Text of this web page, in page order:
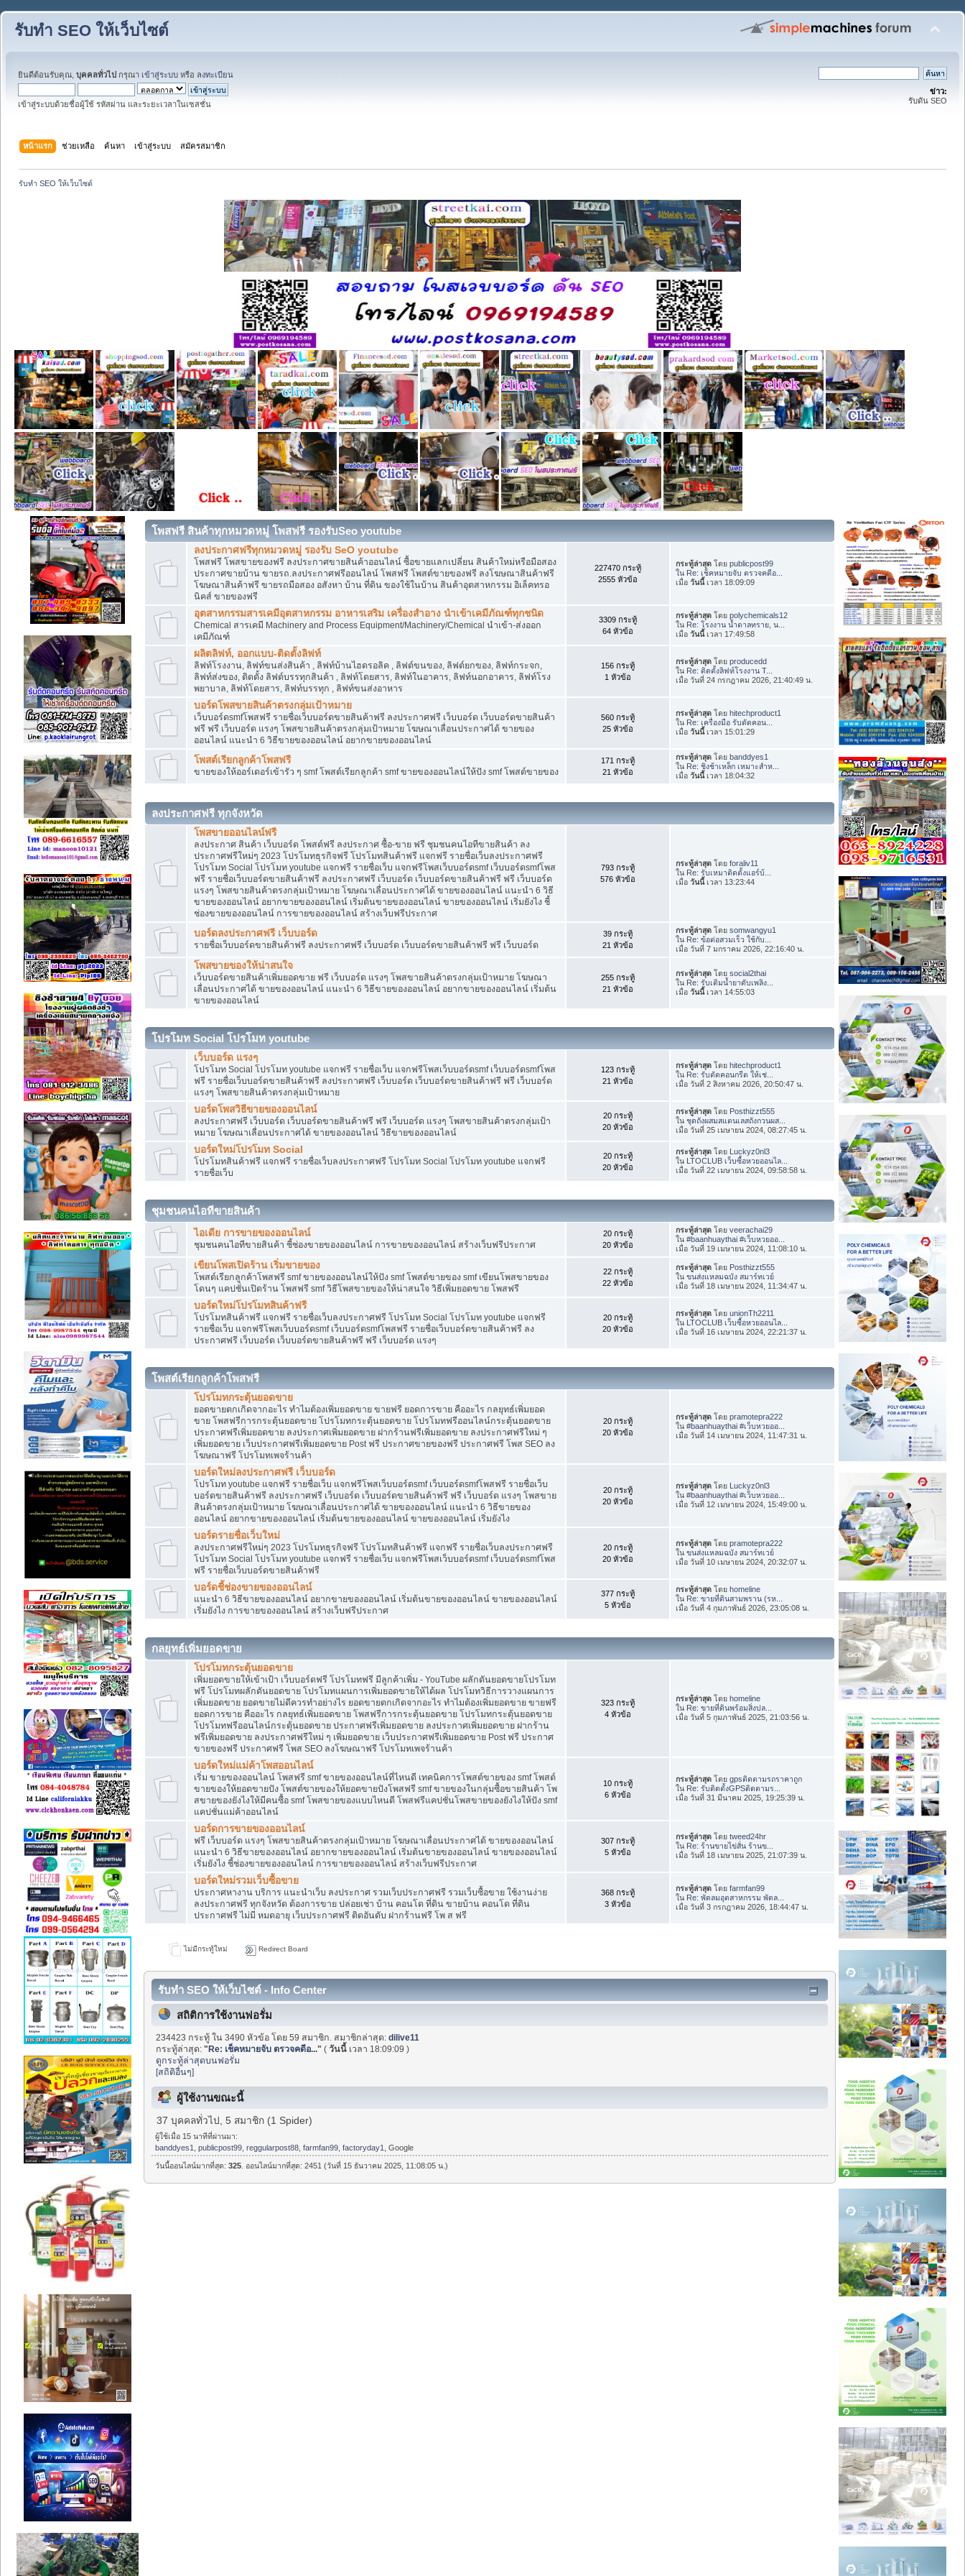
รับทำ SEO ให้เว็บไซต์
ยินดีต้อนรับคุณ, บุคคลทั่วไป กรุณา เข้าสู่ระบบ หรือ ลงทะเบียน
เข้าสู่ระบบด้วยชื่อผู้ใช้ รหัสผ่าน และระยะเวลาในเซสชั่น
ข่าว:
รับดัน SEO
หน้าแรก ช่วยเหลือ ค้นหา เข้าสู่ระบบ สมัครสมาชิก
รับทำ SEO ให้เว็บไซต์
โพสฟรี สินค้าทุกหมวดหมู่ โพสฟรี รองรับSeo youtube
ลงประกาศฟรีทุกหมวดหมู่ รองรับ SeO youtube
โพสฟรี โพสขายของฟรี ลงประกาศขายสินค้าออนไลน์ ซื้อขายแลกเปลี่ยน สินค้าใหม่หรือมือสอง
ประกาศขายบ้าน ขายรถ.ลงประกาศฟรีออนไลน์ โพสฟรี โพสต์ขายของฟรี ลงโฆษณาสินค้าฟรี
โฆษณาสินค้าฟรี ขายรถมือสอง อสังหา บ้าน ที่ดิน ของใช้ในบ้าน สินค้าอุตสาหกรรม อิเล็คทรอ
นิคส์ ขายของฟรี
227470 กระทู้
2555 หัวข้อ
กระทู้ล่าสุด โดยpublicpost99
ใน Re: เช็คหมายจับ ตรวจคดีอ...
เมื่อวันนี้เวลา 18:09:09
อุตสาหกรรมสารเคมีอุตสาหกรรม อาหารเสริม เครื่องสำอาง นำเข้าเคมีภัณฑ์ทุกชนิด
Chemical สารเคมี Machinery and Process Equipment/Machinery/Chemical นำเข้า-ส่งออก
เคมีภัณฑ์
3309 กระทู้
64 หัวข้อ
กระทู้ล่าสุด โดยpolychemicals12
ใน Re: โรงงาน น้ำตาลทราย, น...
เมื่อวันนี้เวลา 17:49:58
ผลิตลิฟท์, ออกแบบ-ติดตั้งลิฟท์
ลิฟท์โรงงาน, ลิฟท์ขนส่งสินค้า , ลิฟท์บ้านไฮดรอลิค , ลิฟต์ขนของ, ลิฟต์ยกของ, ลิฟท์กระจก,
ลิฟท์ส่งของ, ติดตั้ง ลิฟต์บรรทุกสินค้า , ลิฟท์โดยสาร, ลิฟท์ในอาคาร, ลิฟท์นอกอาคาร, ลิฟท์โรง
พยาบาล, ลิฟท์โดยสาร, ลิฟท์บรรทุก , ลิฟท์ขนส่งอาหาร
156 กระทู้
1 หัวข้อ
กระทู้ล่าสุด โดยproducedd
ใน Re: ติดตั้งลิฟท์โรงงาน T...
เมื่อ วันที่ 24 กรกฎาคม 2026, 21:40:49 น.
บอร์ดโพสขายสินค้าตรงกลุ่มเป้าหมาย
เว็บบอร์ดsmfโพสฟรี รายชื่อเว็บบอร์ดขายสินค้าฟรี ลงประกาศฟรี เว็บบอร์ด เว็บบอร์ดขายสินค้า
ฟรี ฟรี เว็บบอร์ด แรงๆ โพสขายสินค้าตรงกลุ่มเป้าหมาย โฆษณาเลื่อนประกาศได้ ขายของ
ออนไลน์ แนะนำ 6 วิธีขายของออนไลน์ อยากขายของออนไลน์
560 กระทู้
25 หัวข้อ
กระทู้ล่าสุด โดยhitechproduct1
ใน Re: เครื่องมือ รับตัดคอน...
เมื่อวันนี้เวลา 15:01:29
โพสต์เรียกลูกค้าโพสฟรี
ขายของให้ออร์เดอร์เข้ารัว ๆ smf โพสต์เรียกลูกค้า smf ขายของออนไลน์ให้ปัง smf โพสต์ขายของ
171 กระทู้
21 หัวข้อ
กระทู้ล่าสุด โดยbanddyes1
ใน Re: ชิงช้าเหล็ก เหมาะสำห...
เมื่อวันนี้เวลา 18:04:32
ลงประกาศฟรี ทุกจังหวัด
โพสขายออนไลน์ฟรี
ลงประกาศ สินค้า เว็บบอร์ด โพสต์ฟรี ลงประกาศ ซื้อ-ขาย ฟรี ชุมชนคนไอทีขายสินค้า ลง
ประกาศฟรีใหม่ๆ 2023 โปรโมทธุรกิจฟรี โปรโมทสินค้าฟรี แจกฟรี รายชื่อเว็บลงประกาศฟรี
โปรโมท Social โปรโมท youtube แจกฟรี รายชื่อเว็บ แจกฟรีโพสเว็บบอร์ดsmf เว็บบอร์ดsmfโพส
ฟรี รายชื่อเว็บบอร์ดขายสินค้าฟรี ลงประกาศฟรี เว็บบอร์ด เว็บบอร์ดขายสินค้าฟรี ฟรี เว็บบอร์ด
แรงๆ โพสขายสินค้าตรงกลุ่มเป้าหมาย โฆษณาเลื่อนประกาศได้ ขายของออนไลน์ แนะนำ 6 วิธี
ขายของออนไลน์ อยากขายของออนไลน์ เริ่มต้นขายของออนไลน์ ขายของออนไลน์ เริ่มยังไง ชี้
ช่องขายของออนไลน์ การขายของออนไลน์ สร้างเว็บฟรีประกาศ
793 กระทู้
576 หัวข้อ
กระทู้ล่าสุด โดยforaliv11
ใน Re: รับเหมาติดตั้งแอร์บ้...
เมื่อวันนี้เวลา 13:23:44
บอร์ดลงประกาศฟรี เว็บบอร์ด
รายชื่อเว็บบอร์ดขายสินค้าฟรี ลงประกาศฟรี เว็บบอร์ด เว็บบอร์ดขายสินค้าฟรี ฟรี เว็บบอร์ด
39 กระทู้
21 หัวข้อ
กระทู้ล่าสุด โดยsomwangyu1
ใน Re: ข้อต่อสวมเร็ว ใช้กับ...
เมื่อ วันที่ 7 มกราคม 2026, 22:16:40 น.
โพสขายของให้น่าสนใจ
เว็บบอร์ดขายสินค้าเพิ่มยอดขาย ฟรี เว็บบอร์ด แรงๆ โพสขายสินค้าตรงกลุ่มเป้าหมาย โฆษณา
เลื่อนประกาศได้ ขายของออนไลน์ แนะนำ 6 วิธีขายของออนไลน์ อยากขายของออนไลน์ เริ่มต้น
ขายของออนไลน์
255 กระทู้
21 หัวข้อ
กระทู้ล่าสุด โดยsocial2thai
ใน Re: รับเติมน้ำยาดับเพลิง...
เมื่อวันนี้เวลา 14:55:03
โปรโมท Social โปรโมท youtube
เว็บบอร์ด แรงๆ
โปรโมท Social โปรโมท youtube แจกฟรี รายชื่อเว็บ แจกฟรีโพสเว็บบอร์ดsmf เว็บบอร์ดsmfโพส
ฟรี รายชื่อเว็บบอร์ดขายสินค้าฟรี ลงประกาศฟรี เว็บบอร์ด เว็บบอร์ดขายสินค้าฟรี ฟรี เว็บบอร์ด
แรงๆ โพสขายสินค้าตรงกลุ่มเป้าหมาย
123 กระทู้
21 หัวข้อ
กระทู้ล่าสุด โดยhitechproduct1
ใน Re: รับตัดคอนกรีต ให้เช่...
เมื่อ วันที่ 2 สิงหาคม 2026, 20:50:47 น.
บอร์ดโพสวิธีขายของออนไลน์
ลงประกาศฟรี เว็บบอร์ด เว็บบอร์ดขายสินค้าฟรี ฟรี เว็บบอร์ด แรงๆ โพสขายสินค้าตรงกลุ่มเป้า
หมาย โฆษณาเลื่อนประกาศได้ ขายของออนไลน์ วิธีขายของออนไลน์
20 กระทู้
20 หัวข้อ
กระทู้ล่าสุด โดย Posthizzt555
ในชุดถังผสมสแตนเลสถังกวนผส...
เมื่อ วันที่ 25 เมษายน 2024, 08:27:45 น.
บอร์ดใหม่โปรโมท Social
โปรโมทสินค้าฟรี แจกฟรี รายชื่อเว็บลงประกาศฟรี โปรโมท Social โปรโมท youtube แจกฟรี
รายชื่อเว็บ
20 กระทู้
20 หัวข้อ
กระทู้ล่าสุด โดย Luckyz0nl3
ใน LTOCLUB เว็บซื้อหวยออนไล...
เมื่อ วันที่ 22 เมษายน 2024, 09:58:58 น.
ชุมชนคนไอทีขายสินค้า
ไอเดีย การขายของออนไลน์
ชุมชนคนไอทีขายสินค้า ชี้ช่องขายของออนไลน์ การขายของออนไลน์ สร้างเว็บฟรีประกาศ
20 กระทู้
20 หัวข้อ
กระทู้ล่าสุด โดยveerachai29
ใน#baanhuaythai #เว็บหวยออ...
เมื่อ วันที่ 19 เมษายน 2024, 11:08:10 น.
เขียนโพสเปิดร้าน เริ่มขายของ
โพสต์เรียกลูกค้าโพสฟรี smf ขายของออนไลน์ให้ปัง smf โพสต์ขายของ smf เขียนโพสขายของ
โดนๆ แคปชั่นเปิดร้าน โพสฟรี smf วิธีโพสขายของให้น่าสนใจ วิธีเพิ่มยอดขาย โพสฟรี
22 กระทู้
22 หัวข้อ
กระทู้ล่าสุด โดย Posthizzt555
ในขนส่งแหลมฉบัง สมาร์ทเวย์
เมื่อ วันที่ 18 เมษายน 2024, 11:34:47 น.
บอร์ดใหม่โปรโมทสินค้าฟรี
โปรโมทสินค้าฟรี แจกฟรี รายชื่อเว็บลงประกาศฟรี โปรโมท Social โปรโมท youtube แจกฟรี
รายชื่อเว็บ แจกฟรีโพสเว็บบอร์ดsmf เว็บบอร์ดsmfโพสฟรี รายชื่อเว็บบอร์ดขายสินค้าฟรี ลง
ประกาศฟรี เว็บบอร์ด เว็บบอร์ดขายสินค้าฟรี ฟรี เว็บบอร์ด แรงๆ
20 กระทู้
20 หัวข้อ
กระทู้ล่าสุด โดยunionTh2211
ใน LTOCLUB เว็บซื้อหวยออนไล...
เมื่อ วันที่ 16 เมษายน 2024, 22:21:37 น.
โพสต์เรียกลูกค้าโพสฟรี
โปรโมทกระตุ้นยอดขาย
ยอดขายตกเกิดจากอะไร ทำไมต้องเพิ่มยอดขาย ขายฟรี ยอดการขาย คืออะไร กลยุทธ์เพิ่มยอด
ขาย โพสฟรีการกระตุ้นยอดขาย โปรโมทกระตุ้นยอดขาย โปรโมทฟรีออนไลน์กระตุ้นยอดขาย
ประกาศฟรีเพิ่มยอดขาย ลงประกาศเพิ่มยอดขาย ฝากร้านฟรีเพิ่มยอดขาย ลงประกาศฟรีใหม่ ๆ
เพิ่มยอดขาย เว็บประกาศฟรีเพิ่มยอดขาย Post ฟรี ประกาศขายของฟรี ประกาศฟรี โพส SEO ลง
โฆษณาฟรี โปรโมทเพจร้านค้า
20 กระทู้
20 หัวข้อ
กระทู้ล่าสุด โดยpramotepra222
ใน#baanhuaythai #เว็บหวยออ...
เมื่อ วันที่ 14 เมษายน 2024, 11:47:31 น.
บอร์ดใหม่ลงประกาศฟรี เว็บบอร์ด
โปรโมท youtube แจกฟรี รายชื่อเว็บ แจกฟรีโพสเว็บบอร์ดsmf เว็บบอร์ดsmfโพสฟรี รายชื่อเว็บ
บอร์ดขายสินค้าฟรี ลงประกาศฟรี เว็บบอร์ด เว็บบอร์ดขายสินค้าฟรี ฟรี เว็บบอร์ด แรงๆ โพสขาย
สินค้าตรงกลุ่มเป้าหมาย โฆษณาเลื่อนประกาศได้ ขายของออนไลน์ แนะนำ 6 วิธีขายของ
ออนไลน์ อยากขายของออนไลน์ เริ่มต้นขายของออนไลน์ ขายของออนไลน์ เริ่มยังไง
20 กระทู้
20 หัวข้อ
กระทู้ล่าสุด โดย Luckyz0nl3
ใน#baanhuaythai #เว็บหวยออ...
เมื่อ วันที่ 12 เมษายน 2024, 15:49:00 น.
บอร์ดรายชื่อเว็บใหม่
ลงประกาศฟรีใหม่ๆ 2023 โปรโมทธุรกิจฟรี โปรโมทสินค้าฟรี แจกฟรี รายชื่อเว็บลงประกาศฟรี
โปรโมท Social โปรโมท youtube แจกฟรี รายชื่อเว็บ แจกฟรีโพสเว็บบอร์ดsmf เว็บบอร์ดsmfโพส
ฟรี รายชื่อเว็บบอร์ดขายสินค้าฟรี
20 กระทู้
20 หัวข้อ
กระทู้ล่าสุด โดยpramotepra222
ในขนส่งแหลมฉบัง สมาร์ทเวย์
เมื่อ วันที่ 10 เมษายน 2024, 20:32:07 น.
บอร์ดชี้ช่องขายของออนไลน์
แนะนำ 6 วิธีขายของออนไลน์ อยากขายของออนไลน์ เริ่มต้นขายของออนไลน์ ขายของออนไลน์
เริ่มยังไง การขายของออนไลน์ สร้างเว็บฟรีประกาศ
377 กระทู้
5 หัวข้อ
กระทู้ล่าสุด โดยhomeline
ใน Re: ขายที่ดินสามพราน (รห...
เมื่อ วันที่ 4 กุมภาพันธ์ 2026, 23:05:08 น.
กลยุทธ์เพิ่มยอดขาย
โปรโมทกระตุ้นยอดขาย
เพิ่มยอดขายให้เข้าเป้า เว็บบอร์ดฟรี โปรโมทฟรี มีลูกค้าเพิ่ม - YouTube ผลักดันยอดขายโปรโมท
ฟรี โปรโมทผลักดันยอดขาย โปรโมทแผนการเพิ่มยอดขายให้ได้ผล โปรโมทวิธีการวางแผนการ
เพิ่มยอดขาย ยอดขายไม่ดีควรทำอย่างไร ยอดขายตกเกิดจากอะไร ทำไมต้องเพิ่มยอดขาย ขายฟรี
ยอดการขาย คืออะไร กลยุทธ์เพิ่มยอดขาย โพสฟรีการกระตุ้นยอดขาย โปรโมทกระตุ้นยอดขาย
โปรโมทฟรีออนไลน์กระตุ้นยอดขาย ประกาศฟรีเพิ่มยอดขาย ลงประกาศเพิ่มยอดขาย ฝากร้าน
ฟรีเพิ่มยอดขาย ลงประกาศฟรีใหม่ ๆ เพิ่มยอดขาย เว็บประกาศฟรีเพิ่มยอดขาย Post ฟรี ประกาศ
ขายของฟรี ประกาศฟรี โพส SEO ลงโฆษณาฟรี โปรโมทเพจร้านค้า
323 กระทู้
4 หัวข้อ
กระทู้ล่าสุด โดยhomeline
ใน Re: ขายที่ดินพร้อมสิ่งปล...
เมื่อ วันที่ 5 กุมภาพันธ์ 2025, 21:03:56 น.
บอร์ดใหม่แม่ค้าโพสออนไลน์
เริ่ม ขายของออนไลน์ โพสฟรี smf ขายของออนไลน์ที่ไหนดี เทคนิคการโพสต์ขายของ smf โพสต์
ขายของให้ยอดขายปัง โพสต์ขายของให้ยอดขายปังโพสฟรี smf ขายของในกลุ่มซื้อขายสินค้า โพ
สขายของยังไงให้มีคนซื้อ smf โพสขายของแบบไหนดี โพสฟรีแคปชั่นโพสขายของยังไงให้ปัง smf
แคปชั่นแม่ค้าออนไลน์
10 กระทู้
6 หัวข้อ
กระทู้ล่าสุด โดยgpsติดตามรถราคาถูก
ใน Re: รับติดตั้งGPSติดตามร...
เมื่อ วันที่ 31 มีนาคม 2025, 19:25:39 น.
บอร์ดการขายของออนไลน์
ฟรี เว็บบอร์ด แรงๆ โพสขายสินค้าตรงกลุ่มเป้าหมาย โฆษณาเลื่อนประกาศได้ ขายของออนไลน์
แนะนำ 6 วิธีขายของออนไลน์ อยากขายของออนไลน์ เริ่มต้นขายของออนไลน์ ขายของออนไลน์
เริ่มยังไง ชี้ช่องขายของออนไลน์ การขายของออนไลน์ สร้างเว็บฟรีประกาศ
307 กระทู้
5 หัวข้อ
กระทู้ล่าสุด โดยtweed24hr
ใน Re: ร้านขายไข่สั่น ร้านข...
เมื่อ วันที่ 18 เมษายน 2025, 21:07:39 น.
บอร์ดใหม่รวมเว็บซื้อขาย
ประกาศหางาน บริการ แนะนำเว็บ ลงประกาศ รวมเว็บประกาศฟรี รวมเว็บซื้อขาย ใช้งานง่าย
ลงประกาศฟรี ทุกจังหวัด ต้องการขาย ปล่อยเช่า บ้าน คอนโด ที่ดิน ขายบ้าน คอนโด ที่ดิน
ประกาศฟรี ไม่มี หมดอายุ เว็บประกาศฟรี ติดอันดับ ฝากร้านฟรี โพ ส ฟรี
368 กระทู้
3 หัวข้อ
กระทู้ล่าสุด โดยfarmfan99
ใน Re: พัดลมอุตสาหกรรม พัดล...
เมื่อ วันที่ 3 กรกฎาคม 2026, 18:44:47 น.
ไม่มีกระทู้ใหม่ Redirect Board
รับทำ SEO ให้เว็บไซต์ - Info Center
สถิติการใช้งานฟอรั่ม
234423 กระทู้ ใน 3490 หัวข้อ โดย 59 สมาชิก. สมาชิกล่าสุด:dilive11
กระทู้ล่าสุด:"Re: เช็คหมายจับ ตรวจคดีอ..." (วันนี้ เวลา 18:09:09 )
ดูกระทู้ล่าสุดบนฟอรั่ม
[สถิติอื่นๆ]
ผู้ใช้งานขณะนี้
37 บุคคลทั่วไป, 5 สมาชิก (1 Spider)
ผู้ใช้เมื่อ 15 นาทีที่ผ่านมา:
banddyes1
,publicpost99 ,reggularpost88 ,farmfan99 ,factoryday1 , Google
วันนี้ออนไลน์มากที่สุด:325 . ออนไลน์มากที่สุด: 2451 (วันที่ 15 ธันวาคม 2025, 11:08:05 น.)